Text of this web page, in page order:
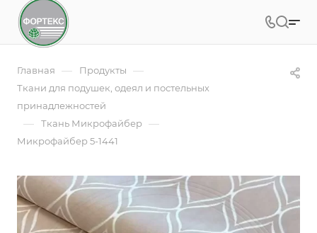
Главная — Продукты —
Ткани для подушек, одеял и постельных
принадлежностей
— Ткань Микрофайбер —
Микрофайбер 5-1441
Микрофайбер 5-1441
Арт. 5BJ-1441